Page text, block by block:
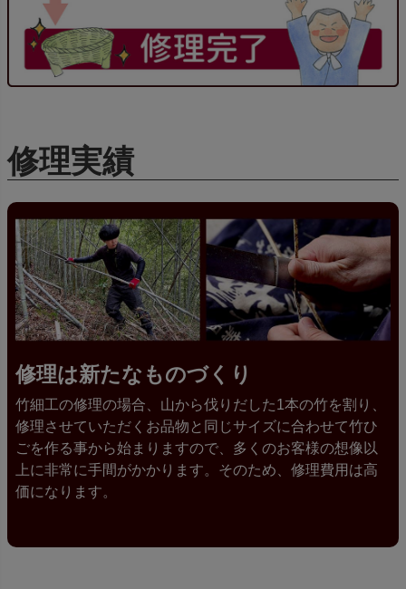
修理実績
修理は新たなものづくり
竹細工の修理の場合、山から伐りだした1本の竹を割り、
修理させていただくお品物と同じサイズに合わせて竹ひ
ごを作る事から始まりますので、多くのお客様の想像以
上に非常に手間がかかります。そのため、修理費用は高
価になります。